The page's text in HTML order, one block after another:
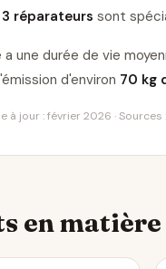
3 réparateurs sont
une durée de vie
d'environ 70 kg
à jour : février 2026 · Sources
en